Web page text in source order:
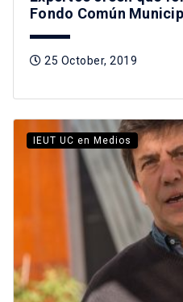
Fondo Común
25 October, 2019
IEUT UC en Medios